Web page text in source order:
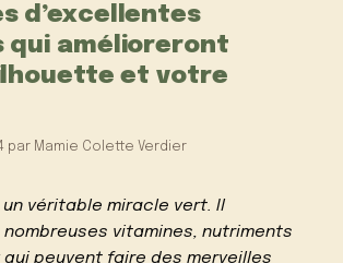
d’excellentes
qui amélioreront
et votre
par Mamie Colette Verdier
véritable miracle vert. Il
vitamines, nutriments
qui peuvent faire des merveilles